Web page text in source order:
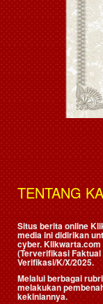
TENTANG
Situs berita online
media ini didirikan
cyber. Klikwarta.com
(Terverifikasi
Verifikasi/K/X/2025.
Melalui berbagai
melakukan
kekiniannya.